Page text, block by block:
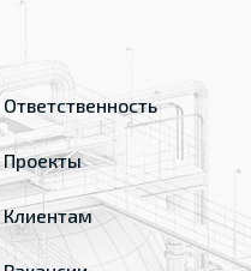
Ответственность
Проекты
Клиентам